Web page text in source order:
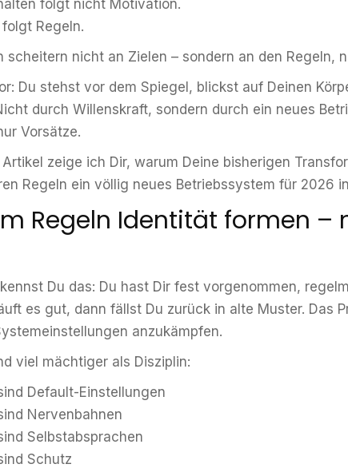
folgt nicht Motivation.
Regeln.
scheitern nicht an Zielen – sondern an den Regeln,
Du stehst vor dem Spiegel, blickst auf Deinen
durch Willenskraft, sondern durch ein neues
Vorsätze.
Artikel zeige ich Dir, warum Deine bisherigen
Regeln ein völlig neues Betriebssystem für 2026
Regeln Identität formen –
Du das: Du hast Dir fest vorgenommen,
es gut, dann fällst Du zurück in alte Muster. Das
anzukämpfen.
viel mächtiger als Disziplin:
Default-Einstellungen
Nervenbahnen
Selbstabsprachen
Schutz